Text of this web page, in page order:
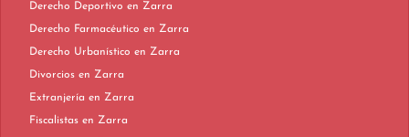
Derecho Deportivo en Zarra
Derecho Farmacéutico en Zarra
Derecho Urbanístico en Zarra
Divorcios en Zarra
Extranjería en Zarra
Fiscalistas en Zarra